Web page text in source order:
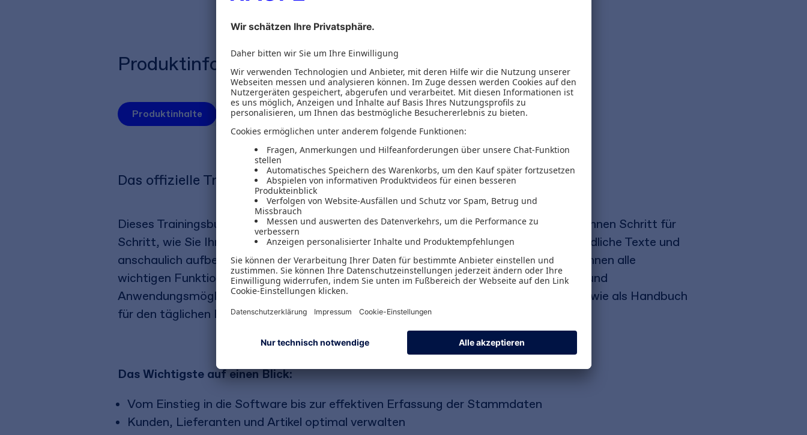
Produktinformationen
Produktinhalte Autoren Inhaltsverzeichnis
Das offizielle Trainingsbuch für Lexware warenwirtschaft
Dieses Trainingsbuch führt Sie systematisch durch Ihre Lexware-Software und zeigt Ihnen Schritt für
Schritt, wie Sie Ihre Warenwirtschaft effizient und professionell führen. Leicht verständliche Texte und
anschaulich aufbereitete Abbildungen führen Sie durch das Programm und erläutern Ihnen alle
wichtigen Funktionen. Das Trainingsbuch ist perfekt auf die einzelnen Arbeitsschritte und
Anwendungsmöglichkeiten abgestimmt und optimal als begleitende Kursunterlage sowie als Handbuch
für den täglichen Einsatz geeignet.
Das Wichtigste auf einen Blick:
Vom Einstieg in die Software bis zur effektiven Erfassung der Stammdaten
Kunden, Lieferanten und Artikel optimal verwalten